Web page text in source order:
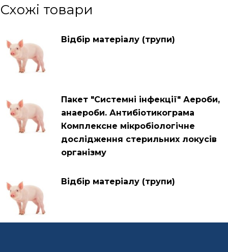
Схожі товари
Відбір матеріалу (трупи)
Пакет "Системні інфекції" Аероби,
анаероби. Антибіотикограма
Комплексне мікробіологічне
дослідження стерильних локусів
організму
Відбір матеріалу (трупи)